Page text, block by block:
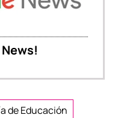
de Educación